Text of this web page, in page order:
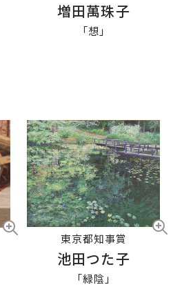
増田萬珠子
「想」
東京都知事賞
池田つた子
「緑陰」